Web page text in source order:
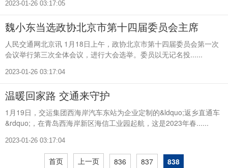
2023-01-26 03:17:05
魏小东当选政协北京市第十四届委员会主席
人民交通网北京讯 1月18日上午，政协北京市第十四届委员会第一次
会议举行第三次全体会议，进行大会选举。委员以无记名投......
2023-01-26 03:17:04
温暖回家路 交通来守护
1月19日，交运集团西海岸汽车东站为企业定制的&ldquo;返乡直通车
&rdquo;，在青岛西海岸新区海信工业园起航，这是2023年春......
2023-01-26 03:17:04
首页 上一页 836 837 838